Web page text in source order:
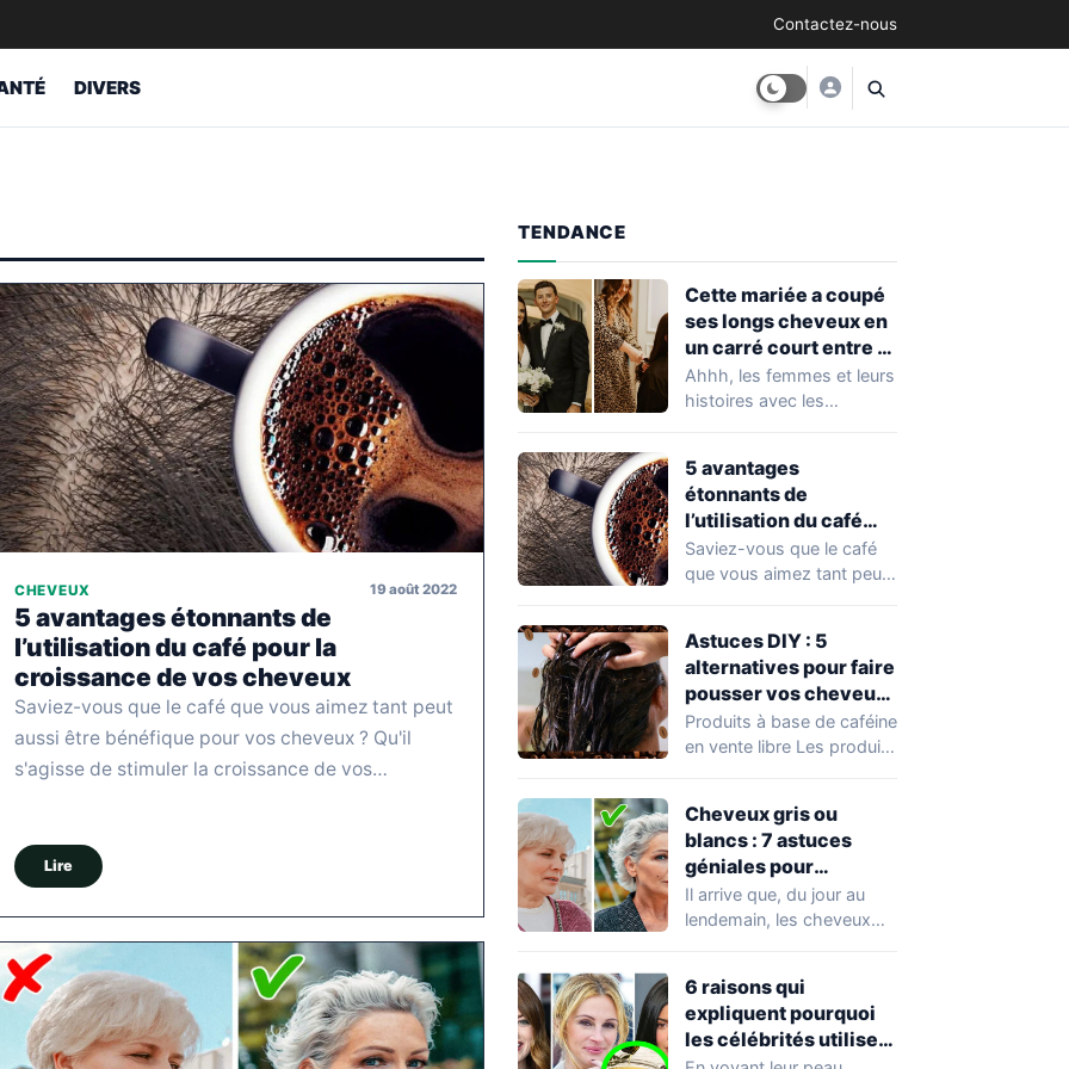
Contactez-nous
DIVERS
CHEVEUX 19 août 2022
5 avantages étonnants de
l’utilisation du café pour la
croissance de vos cheveux
Saviez-vous que le café que vous aimez tant peut
aussi être bénéfique pour vos cheveux ? Qu'il
s'agisse de stimuler la croissance de vos…
Lire
TENDANCE
Cette mariée a coupé
ses longs cheveux en
un carré court entre la
cérémonie de mariage
et la réception. Le
Ahhh, les femmes et leurs
histoires avec les
5 avantages
étonnants de
l’utilisation du café
pour la croissance de
vos cheveux
Saviez-vous que le café
que vous aimez tant peut
Astuces DIY : 5
alternatives pour faire
pousser vos cheveux
avec du café
Produits à base de caféine
en vente libre Les produits
Cheveux gris ou
blancs : 7 astuces
géniales pour
améliorer leur aspect
naturel
Il arrive que, du jour au
lendemain, les cheveux
6 raisons qui
expliquent pourquoi
les célébrités utilisent